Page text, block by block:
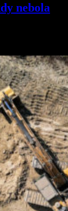
nebola